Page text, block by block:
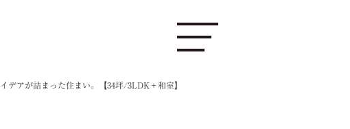
デアが詰まった住まい。【34坪/3LDK＋和室】